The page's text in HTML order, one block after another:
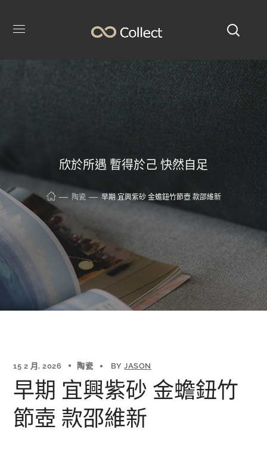
欣於所遇 暫得於己 快然自足
陶瓷 早期 宜興紫砂 金蟾鈕竹節壺 款邵維新
15 2 月, 2026 陶瓷 BYJASON
早期 宜興紫砂 金蟾鈕竹
節壺 款邵維新